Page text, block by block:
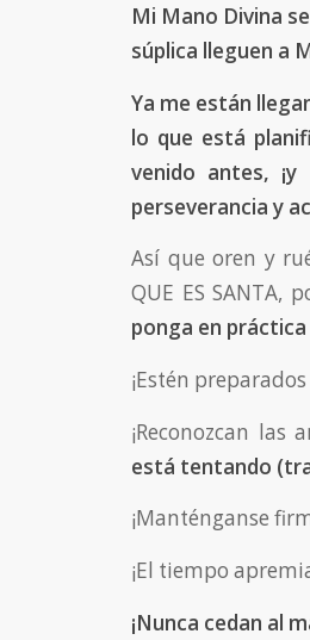
Mi Mano Divina
súplica lleguen a
Ya me están
lo que está
venido antes, ¡y
perseverancia y
Así que oren y
QUE ES SANTA,
ponga en
¡Estén
¡Reconozcan
está tentando
¡Manténganse
¡El tiempo
¡Nunca cedan al